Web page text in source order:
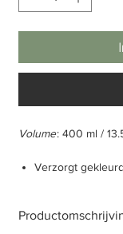
Volume: 400 ml /
Verzorgt